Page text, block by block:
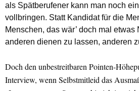
als Spätberufener kann man noch
vollbringen. Statt Kandidat für die
Menschen, das wär’ doch mal etwas
anderen dienen zu lassen, anderen
Doch den unbestreitbaren Pointen-
Interview, wenn Selbstmitleid das